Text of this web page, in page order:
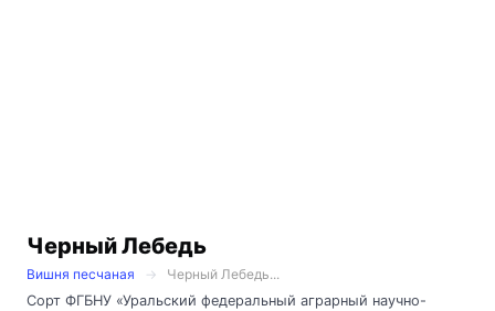
Черный Лебедь
Вишня песчаная
Черный Лебедь...
Сорт ФГБНУ «Уральский федеральный аграрный научно-